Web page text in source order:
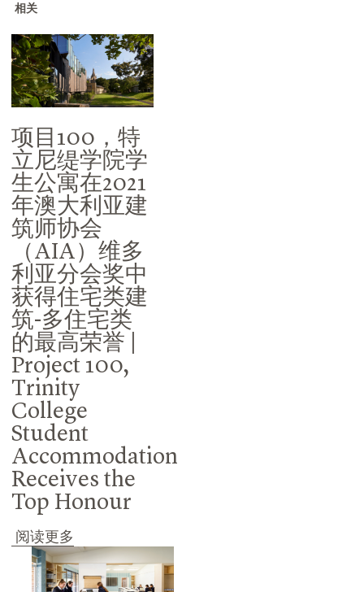
相关
项目100，特
立尼缇学院学
生公寓在2021
年澳大利亚建
筑师协会
（AIA）维多
利亚分会奖中
获得住宅类建
筑-多住宅类
的最高荣誉 |
Project 100,
Trinity
College
Student
Accommodation
Receives the
Top Honour
阅读更多